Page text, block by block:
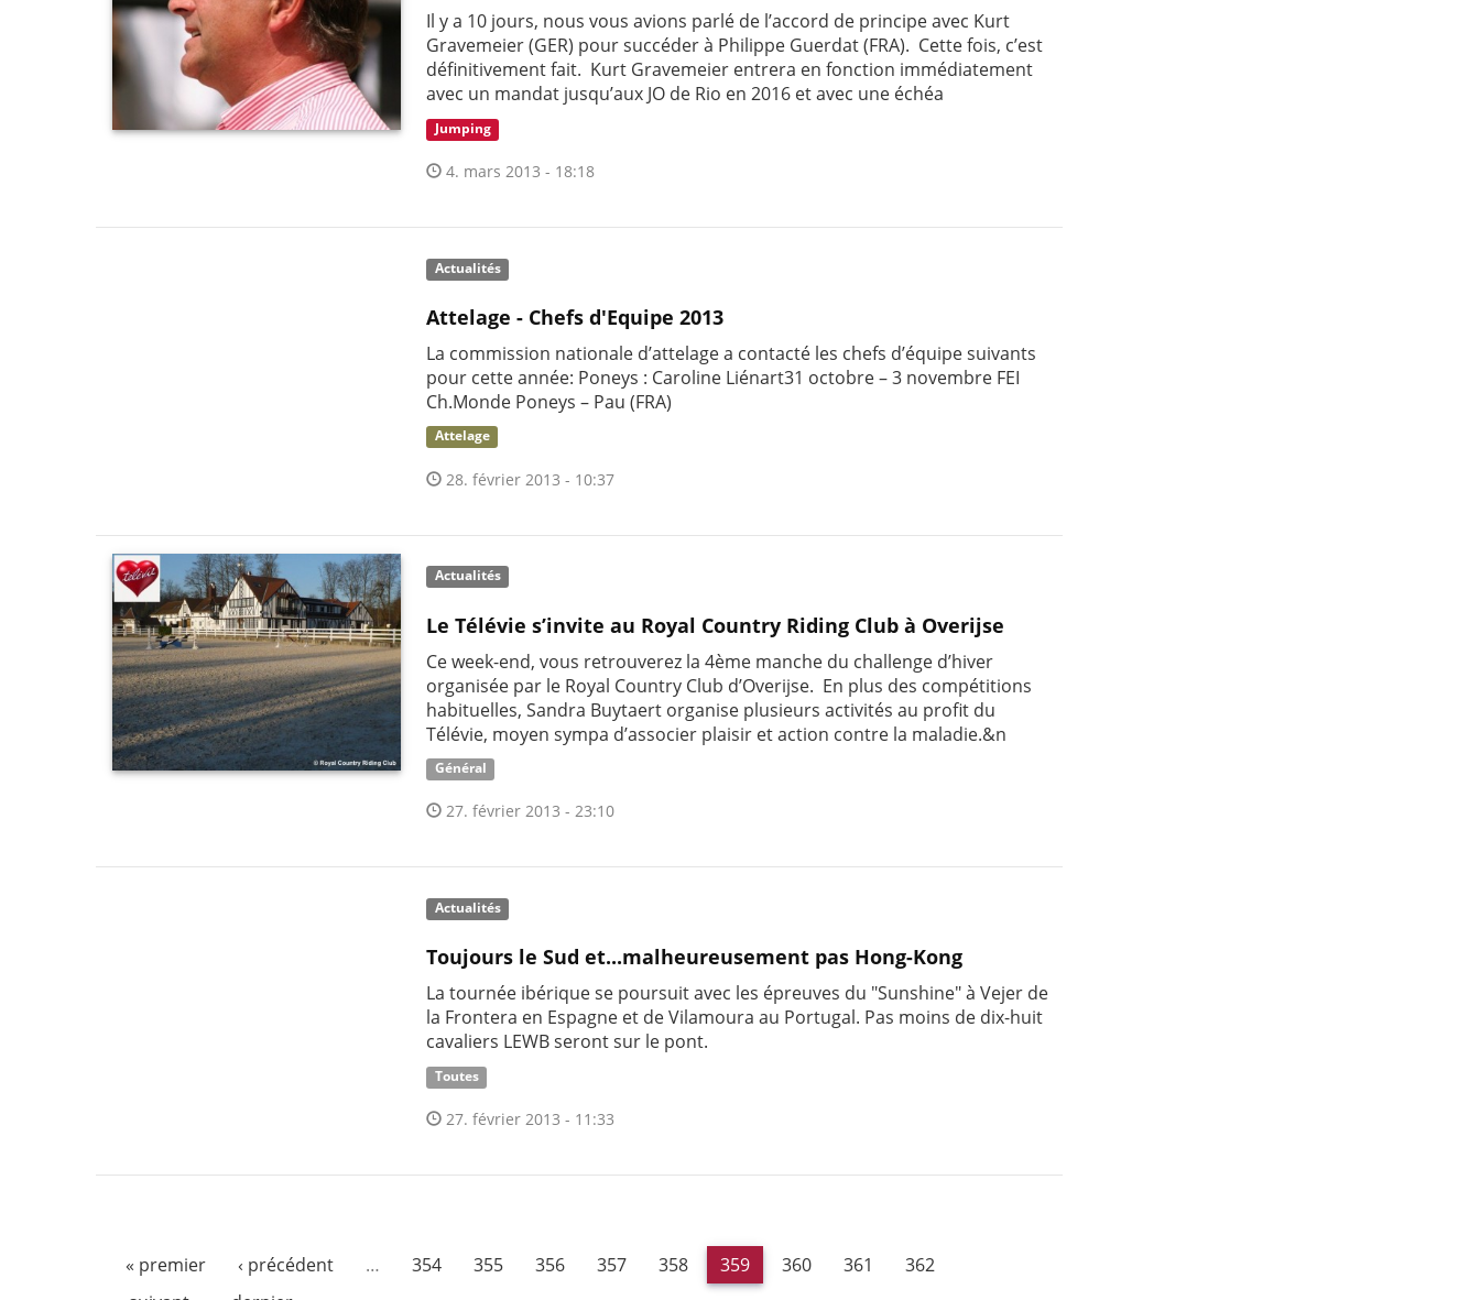
Il y a 10 jours, nous vous avions parlé de l’accord de principe avec Kurt
Gravemeier (GER) pour succéder à Philippe Guerdat (FRA). Cette fois, c’est
définitivement fait. Kurt Gravemeier entrera en fonction immédiatement
avec un mandat jusqu’aux JO de Rio en 2016 et avec une échéa
Jumping
4. mars 2013 - 18:18
Actualités
Attelage - Chefs d'Equipe 2013
La commission nationale d’attelage a contacté les chefs d’équipe suivants
pour cette année: Poneys : Caroline Liénart31 octobre – 3 novembre FEI
Ch.Monde Poneys – Pau (FRA)
Attelage
28. février 2013 - 10:37
Actualités
Le Télévie s’invite au Royal Country Riding Club à Overijse
Ce week-end, vous retrouverez la 4ème manche du challenge d’hiver
organisée par le Royal Country Club d’Overijse. En plus des compétitions
habituelles, Sandra Buytaert organise plusieurs activités au profit du
Télévie, moyen sympa d’associer plaisir et action contre la maladie.&n
Général
27. février 2013 - 23:10
Actualités
Toujours le Sud et...malheureusement pas Hong-Kong
La tournée ibérique se poursuit avec les épreuves du "Sunshine" à Vejer de
la Frontera en Espagne et de Vilamoura au Portugal. Pas moins de dix-huit
cavaliers LEWB seront sur le pont.
Toutes
27. février 2013 - 11:33
« premier ‹ précédent … 354 355 356 357 358 359 360 361
362